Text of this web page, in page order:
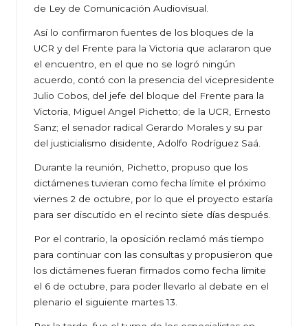
de Ley de Comunicación Audiovisual.
Así lo confirmaron fuentes de los bloques de la
UCR y del Frente para la Victoria que aclararon que
el encuentro, en el que no se logró ningún
acuerdo, contó con la presencia del vicepresidente
Julio Cobos, del jefe del bloque del Frente para la
Victoria, Miguel Angel Pichetto; de la UCR, Ernesto
Sanz; el senador radical Gerardo Morales y su par
del justicialismo disidente, Adolfo Rodríguez Saá.
Durante la reunión, Pichetto, propuso que los
dictámenes tuvieran como fecha límite el próximo
viernes 2 de octubre, por lo que el proyecto estaría
para ser discutido en el recinto siete días después.
Por el contrario, la oposición reclamó más tiempo
para continuar con las consultas y propusieron que
los dictámenes fueran firmados como fecha límite
el 6 de octubre, para poder llevarlo al debate en el
plenario el siguiente martes 13.